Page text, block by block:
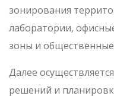
зонирования
лаборатории,
зоны и общественные
Далее
решений и